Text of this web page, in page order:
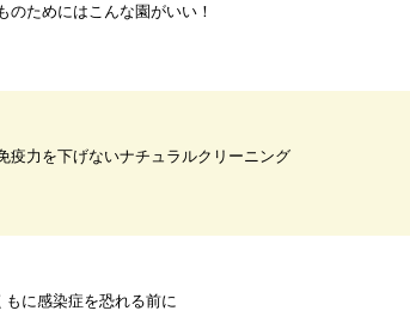
のためにはこんな園がいい！
疫力を下げないナチュラルクリーニング
に感染症を恐れる前に